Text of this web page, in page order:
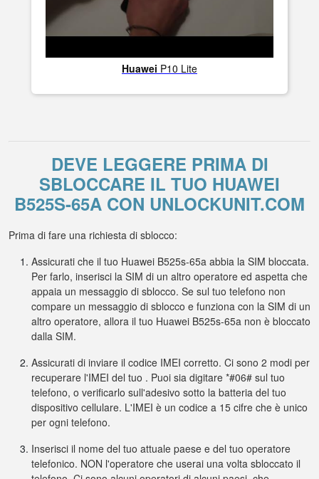
Huawei P10 Lite
DEVE LEGGERE PRIMA DI
SBLOCCARE IL TUO HUAWEI
B525S-65A CON UNLOCKUNIT.COM
Prima di fare una richiesta di sblocco:
Assicurati che il tuo Huawei B525s-65a abbia la SIM bloccata.
Per farlo, inserisci la SIM di un altro operatore ed aspetta che
appaia un messaggio di sblocco. Se sul tuo telefono non
compare un messaggio di sblocco e funziona con la SIM di un
altro operatore, allora il tuo Huawei B525s-65a non è bloccato
dalla SIM.
Assicurati di inviare il codice IMEI corretto. Ci sono 2 modi per
recuperare l'IMEI del tuo . Puoi sia digitare *#06# sul tuo
telefono, o verificarlo sull'adesivo sotto la batteria del tuo
dispositivo cellulare. L'IMEI è un codice a 15 cifre che è unico
per ogni telefono.
Inserisci il nome del tuo attuale paese e del tuo operatore
telefonico. NON l'operatore che userai una volta sbloccato il